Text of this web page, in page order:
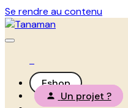
Se rendre au contenu
Eshop
Un projet ?